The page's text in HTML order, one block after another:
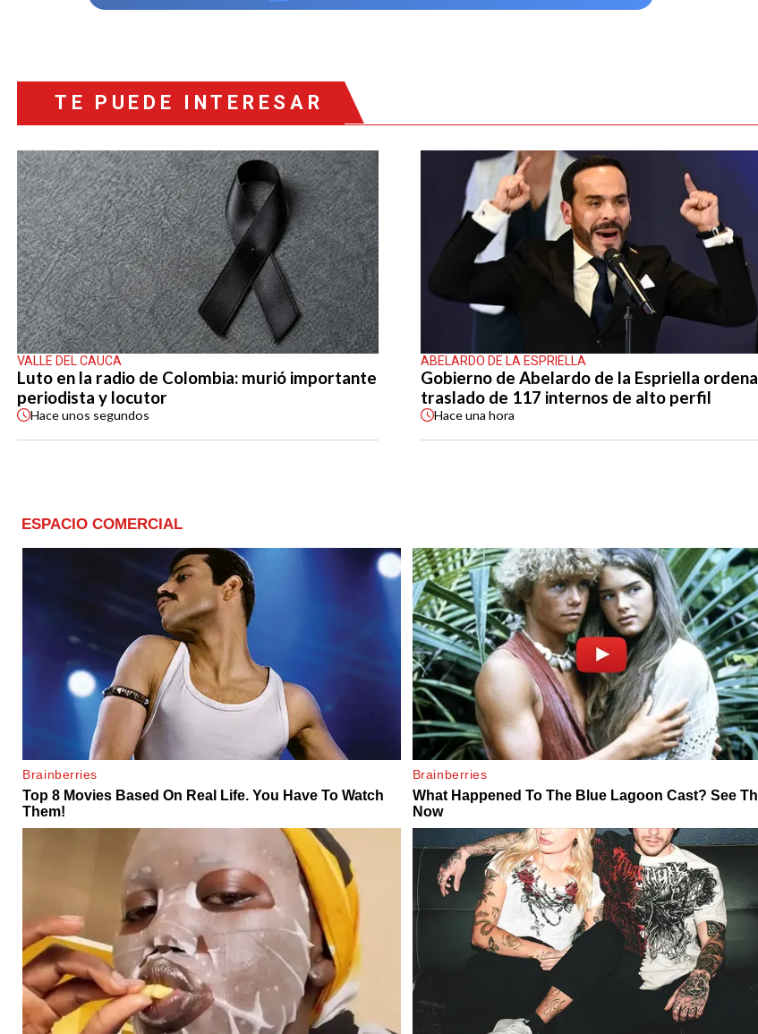
TE PUEDE INTERESAR
VALLE DEL CAUCA
Luto en la radio de Colombia: murió importante
periodista y locutor
Haceunos segundos
ABELARDO DE LA ESPRIELLA
Gobierno de Abelardo de la Espriella ordena
traslado de 117 internos de alto perfil
Haceuna hora